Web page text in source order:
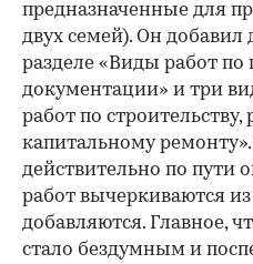
предназначенные для
двух семей). Он добавил
разделе «Виды работ по
документации» и три
работ по строительству,
капитальному
действительно по пути
работ вычеркиваются
добавляются. Главное,
стало бездумным и